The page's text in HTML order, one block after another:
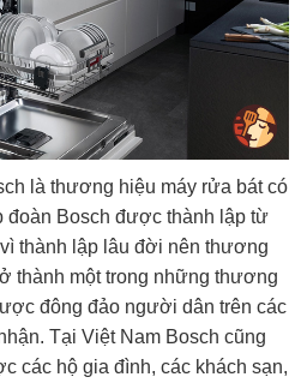
là thương hiệu máy rửa bát có
Bosch được thành lập từ
thành lập lâu đời nên thương
thành một trong những thương
đông đảo người dân trên các
Tại Việt Nam Bosch cũng
các hộ gia đình, các khách sạn,